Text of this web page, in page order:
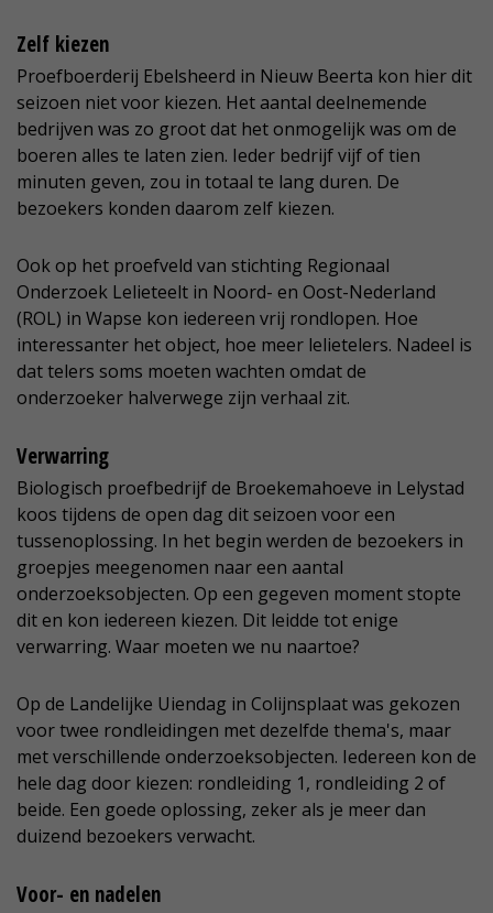
Zelf kiezen
Proefboerderij Ebelsheerd in Nieuw Beerta kon hier dit
seizoen niet voor kiezen. Het aantal deelnemende
bedrijven was zo groot dat het onmogelijk was om de
boeren alles te laten zien. Ieder bedrijf vijf of tien
minuten geven, zou in totaal te lang duren. De
bezoekers konden daarom zelf kiezen.
Ook op het proefveld van stichting Regionaal
Onderzoek Lelieteelt in Noord- en Oost-Nederland
(ROL) in Wapse kon iedereen vrij rondlopen. Hoe
interessanter het object, hoe meer lelietelers. Nadeel is
dat telers soms moeten wachten omdat de
onderzoeker halverwege zijn verhaal zit.
Verwarring
Biologisch proefbedrijf de Broekemahoeve in Lelystad
koos tijdens de open dag dit seizoen voor een
tussenoplossing. In het begin werden de bezoekers in
groepjes meegenomen naar een aantal
onderzoeksobjecten. Op een gegeven moment stopte
dit en kon iedereen kiezen. Dit leidde tot enige
verwarring. Waar moeten we nu naartoe?
Op de Landelijke Uiendag in Colijnsplaat was gekozen
voor twee rondleidingen met dezelfde thema's, maar
met verschillende onderzoeksobjecten. Iedereen kon de
hele dag door kiezen: rondleiding 1, rondleiding 2 of
beide. Een goede oplossing, zeker als je meer dan
duizend bezoekers verwacht.
Voor- en nadelen